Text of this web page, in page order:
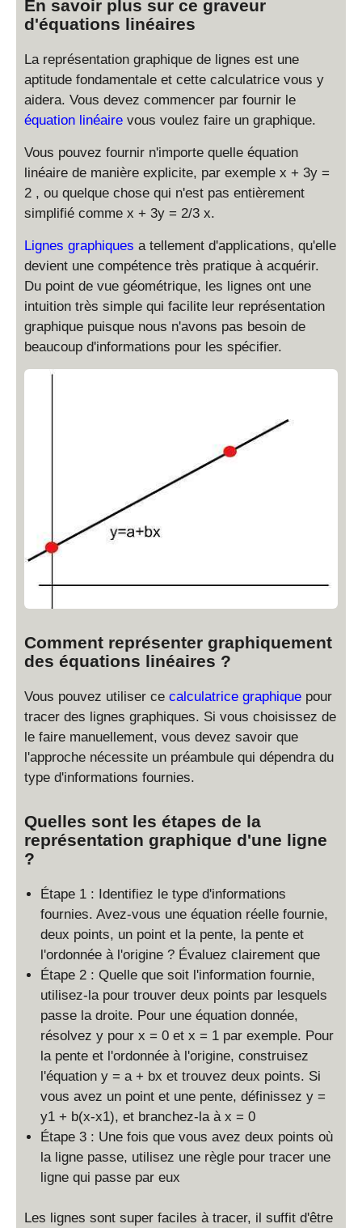
En savoir plus sur ce graveur
d'équations linéaires
La représentation graphique de lignes est une
aptitude fondamentale et cette calculatrice vous y
aidera. Vous devez commencer par fournir le
équation linéaire vous voulez faire un graphique.
Vous pouvez fournir n'importe quelle équation
linéaire de manière explicite, par exemple x + 3y =
2 , ou quelque chose qui n'est pas entièrement
simplifié comme x + 3y = 2/3 x.
Lignes graphiques a tellement d'applications, qu'elle
devient une compétence très pratique à acquérir.
Du point de vue géométrique, les lignes ont une
intuition très simple qui facilite leur représentation
graphique puisque nous n'avons pas besoin de
beaucoup d'informations pour les spécifier.
Comment représenter graphiquement
des équations linéaires ?
Vous pouvez utiliser ce calculatrice graphique pour
tracer des lignes graphiques. Si vous choisissez de
le faire manuellement, vous devez savoir que
l'approche nécessite un préambule qui dépendra du
type d'informations fournies.
Quelles sont les étapes de la
représentation graphique d'une ligne
?
Étape 1 : Identifiez le type d'informations
fournies. Avez-vous une équation réelle fournie,
deux points, un point et la pente, la pente et
l'ordonnée à l'origine ? Évaluez clairement que
Étape 2 : Quelle que soit l'information fournie,
utilisez-la pour trouver deux points par lesquels
passe la droite. Pour une équation donnée,
résolvez y pour x = 0 et x = 1 par exemple. Pour
la pente et l'ordonnée à l'origine, construisez
l'équation y = a + bx et trouvez deux points. Si
vous avez un point et une pente, définissez y =
y1 + b(x-x1), et branchez-la à x = 0
Étape 3 : Une fois que vous avez deux points où
la ligne passe, utilisez une règle pour tracer une
ligne qui passe par eux
Les lignes sont super faciles à tracer, il suffit d'être